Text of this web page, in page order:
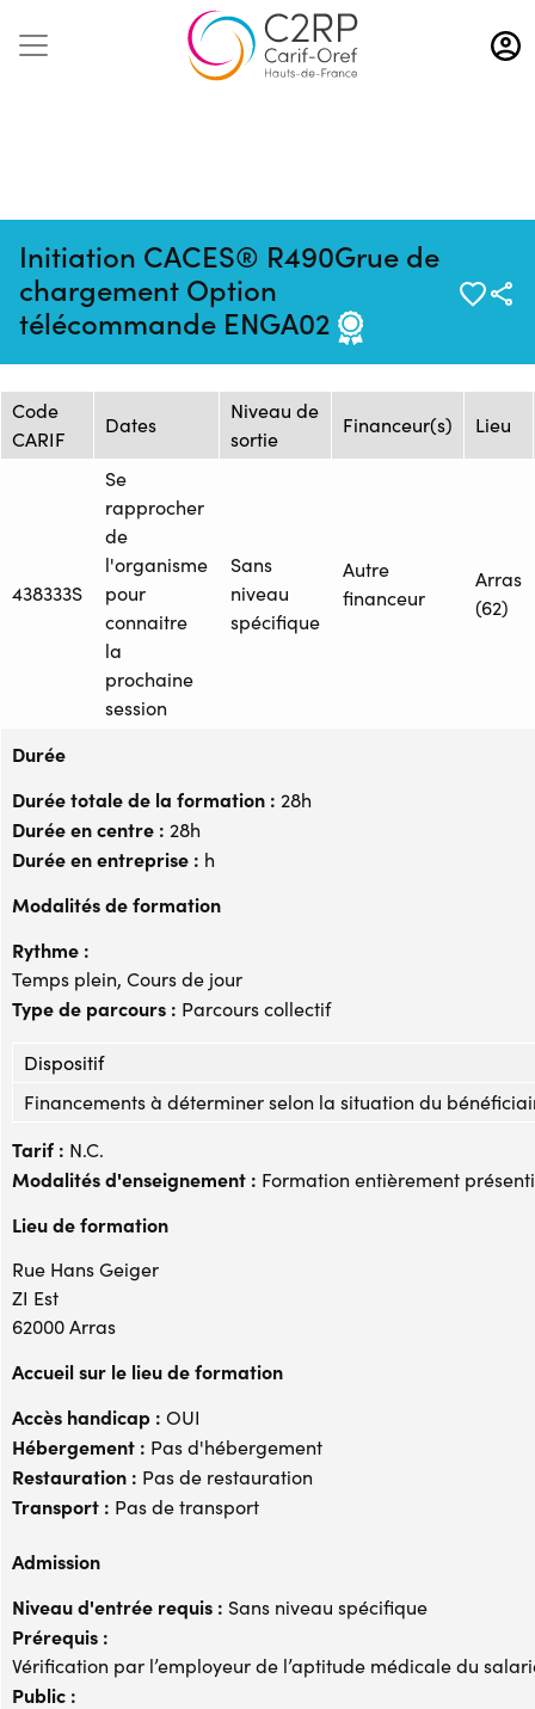
Aller
au
contenu
Initiation CACES® R490Grue de
chargement Option
télécommande ENGA02
Mise à jour :
13/10/2025
Formation :
1373897
Source : AFTRAL -
Session de formation
Code
CARIF
Dates
Niveau de
sortie
Financeur(s) Lieu
438333S
Se
rapprocher
de
l'organisme
pour
connaitre
la
prochaine
session
Sans
niveau
spécifique
Autre
financeur
Arras
(62)
Durée
Durée totale de la formation : 28h
Durée en centre : 28h
Durée en entreprise : h
Modalités de formation
Rythme :
Temps plein, Cours de jour
Type de parcours : Parcours collectif
Dispositif
Financements à déterminer selon la situation du
Tarif : N.C.
Modalités d'enseignement : Formation entièrement
Lieu de formation
Rue Hans Geiger
ZI Est
62000 Arras
Accueil sur le lieu de formation
Accès handicap : OUI
Hébergement : Pas d'hébergement
Restauration : Pas de restauration
Transport : Pas de transport
Admission
Niveau d'entrée requis : Sans niveau spécifique
Prérequis :
Vérification par l’employeur de l’aptitude médicale du
Public :